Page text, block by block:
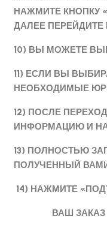
НАЖМИТЕ КНОПКУ
ДАЛЕЕ
10) ВЫ МОЖЕТЕ
11) ЕСЛИ ВЫ
НЕОБХОДИМЫЕ
12) ПОСЛЕ
ИНФОРМАЦИЮ И
13) ПОЛНОСТЬЮ
ПОЛУЧЕННЫЙ ВАМИ
14) НАЖМИТЕ
ВАШ ЗАКАЗ